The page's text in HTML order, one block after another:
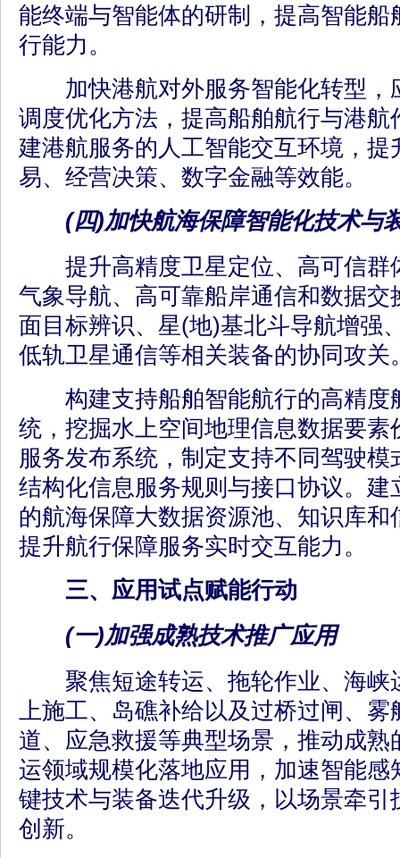
能终端与智能体的研制，提高智能船
行能力。
加快港航对外服务智能化转型，
调度优化方法，提高船舶航行与港航
建港航服务的人工智能交互环境，
易、经营决策、数字金融等效能。
(四)加快航海保障智能化技术与
提升高精度卫星定位、高可信群
气象导航、高可靠船岸通信和数据交
面目标辨识、星(地)基北斗导航增强
低轨卫星通信等相关装备的协同攻关
构建支持船舶智能航行的高精度
统，挖掘水上空间地理信息数据要素
服务发布系统，制定支持不同驾驶
结构化信息服务规则与接口协议。建
的航海保障大数据资源池、知识库
提升航行保障服务实时交互能力。
三、应用试点赋能行动
(一)加强成熟技术推广应用
聚焦短途转运、拖轮作业、海峡
上施工、岛礁补给以及过桥过闸、雾
道、应急救援等典型场景，推动成熟
运领域规模化落地应用，加速智能感
键技术与装备迭代升级，以场景牵引
创新。